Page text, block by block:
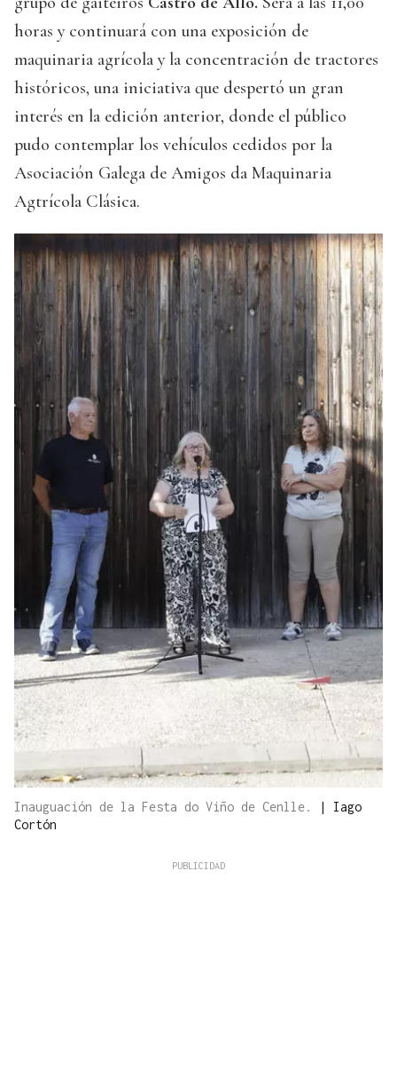
horas y continuará con una exposición de
maquinaria agrícola y la concentración de tractores
históricos, una iniciativa que despertó un gran
interés en la edición anterior, donde el público
pudo contemplar los vehículos cedidos por la
Asociación Galega de Amigos da Maquinaria
Agtrícola Clásica.
Inauguación de la Festa do Viño de Cenlle. | Iago
Cortón